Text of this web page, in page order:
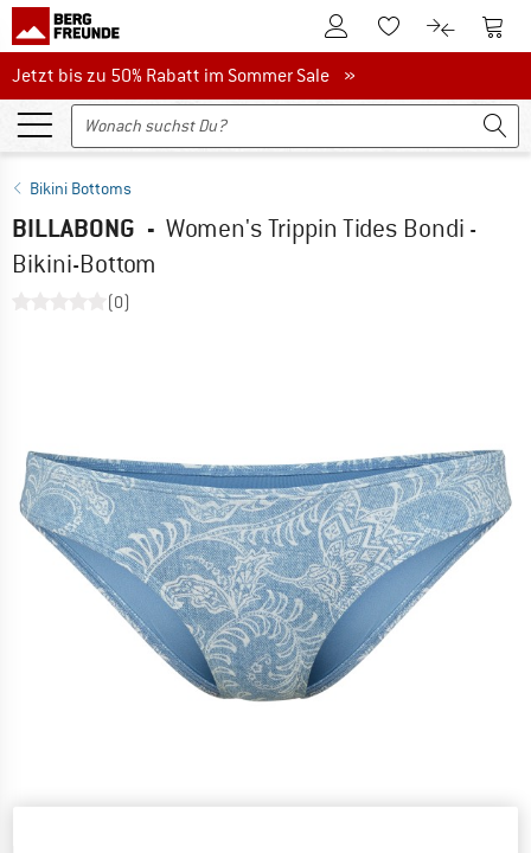
Zum KundenkontoZum Merkzettel.
Zum Zum
Jetzt bis zu 50% Rabatt im Sommer Sale
Jetzt bis zu 50% Rabatt im Sommer Sale »
Bikini Bottoms
BILLABONG - Women's Trippin Tides Bondi -
Bikini-Bottom
(0)